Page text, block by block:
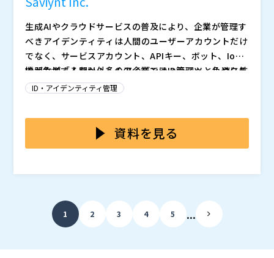
・入職・異動・退職に伴う権限の付与・変更・削除 ・
委託契約の開始・終了に応じたアクセス制御 ・定期的
なアカウント棚卸しや監査対応の効率化
といった運用を支援するアプローチをご紹介します。
ガイドライン対応を単なる義務対応にとどめず、ランサ
ムウェア等の脅威が高まる中でも診療を継続できる体制
株式会社アクシオ（
株式会社オープンソース活用研究所（
※共催、協賛、協力、講演企業は将来的に追加、削除さ
生成AIやクラウドサービスの普及により、企業が管理す
べきアイデンティティは人間のユーザーアカウントだけ
でなく、サービスアカウント、APIキー、ボット、IoT
機器など「人間以外」のアイデンティティへと急速に拡
大しています。ガートナーの予測では、2027年までに
理されないまま放置されると、攻撃者にとって格好の侵
入経路となります。特に大企業では、部門ごとに異なる
アカウントを発行・管理しているケースも多く、全体を
を把握することが極めて困難になっています。
IDが急増するなか、多くの企業ではID管理ツールやクラ
ウドサービスごとの権限設定が分断され、全体像を一元
付与されたまま見過ごされたり、サービスアカウントの
棚卸しが行われず野放し状態になったりと、気づかぬう
す。こうした状況は、内部不正リスクや外部攻撃者によ
査対応やコンプライアンス上の説明責任を果たせないと
いう経営リスクにも直結します。しかし、ID管理基盤を
統合しようにも、既存システムや業務フローへの影響を
統合アイデンティティセキュリティの考え方と実装アプ
ローチを解説します。人間・非人間を問わず、オンプレ
ティを一元的に可視化し、リスクベースで権限を評価・
スクベースの権限評価により、過剰権限や孤児アカウン
トを自動検知・是正する方法、人間・非人間を含む全ア
イデンティティを統合プラットフォームで一元管理する
株式会社マクニカ（）
マジセミ株式会社（ ）
※共催、協賛、協力、講演企業は将来的に追加、削除さ
れる可能性があります。
ID・アイデンティティ管理
資料を見る
1 2 3 4 5 ...